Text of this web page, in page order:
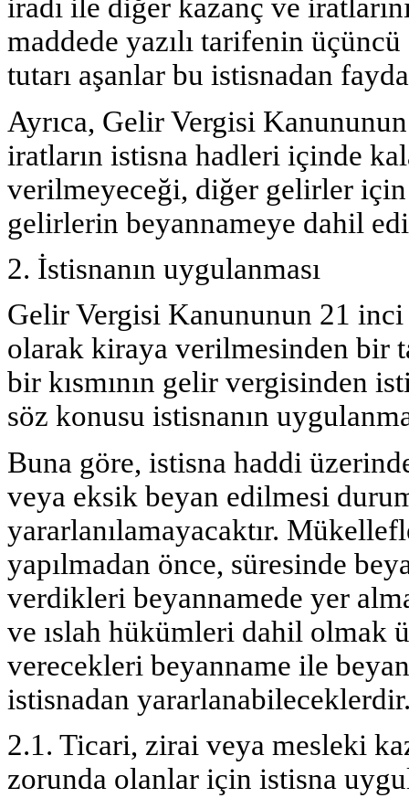
iradı ile diğer kazanç ve
maddede yazılı tarifenin
tutarı aşanlar bu istisnadan
Ayrıca, Gelir Vergisi
iratların istisna hadleri içinde
verilmeyeceği, diğer gelirler
gelirlerin beyannameye dahil
2. İstisnanın uygulanması
Gelir Vergisi Kanununun 21 inci
olarak kiraya verilmesinden bir
bir kısmının gelir vergisinden
söz konusu istisnanın
Buna göre, istisna haddi
veya eksik beyan edilmesi
yararlanılamayacaktır.
yapılmadan önce, süresinde
verdikleri beyannamede yer
ve ıslah hükümleri dahil olmak
verecekleri beyanname ile
istisnadan
2.1. Ticari, zirai veya mesleki
zorunda olanlar için istisna